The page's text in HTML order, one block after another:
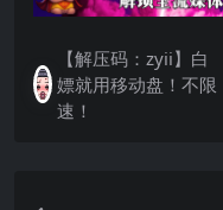
【解压码：zyii】白
嫖就用移动盘！不限
速！